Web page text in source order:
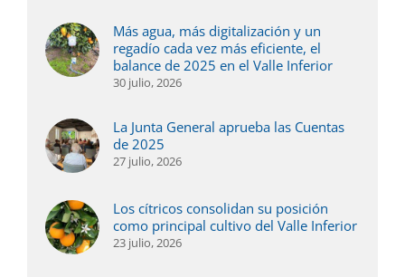
Más agua, más digitalización y un
regadío cada vez más eficiente, el
balance de 2025 en el Valle Inferior
30 julio, 2026
La Junta General aprueba las Cuentas
de 2025
27 julio, 2026
Los cítricos consolidan su posición
como principal cultivo del Valle Inferior
23 julio, 2026